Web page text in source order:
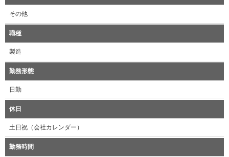
その他
職種
製造
勤務形態
日勤
休日
土日祝（会社カレンダー）
勤務時間